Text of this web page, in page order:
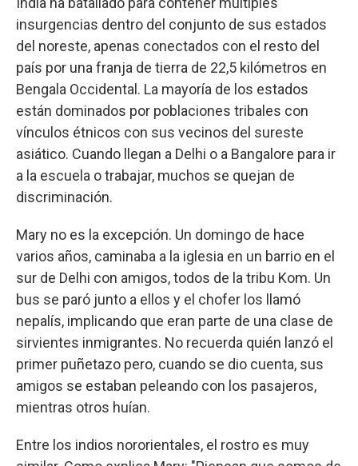
insurgencias dentro del conjunto de sus estados
del noreste, apenas conectados con el resto del
país por una franja de tierra de 22,5 kilómetros en
Bengala Occidental. La mayoría de los estados
están dominados por poblaciones tribales con
vínculos étnicos con sus vecinos del sureste
asiático. Cuando llegan a Delhi o a Bangalore para ir
a la escuela o trabajar, muchos se quejan de
discriminación.
Mary no es la excepción. Un domingo de hace
varios años, caminaba a la iglesia en un barrio en el
sur de Delhi con amigos, todos de la tribu Kom. Un
bus se paró junto a ellos y el chofer los llamó
nepalís, implicando que eran parte de una clase de
sirvientes inmigrantes. No recuerda quién lanzó el
primer puñetazo pero, cuando se dio cuenta, sus
amigos se estaban peleando con los pasajeros,
mientras otros huían.
Entre los indios nororientales, el rostro es muy